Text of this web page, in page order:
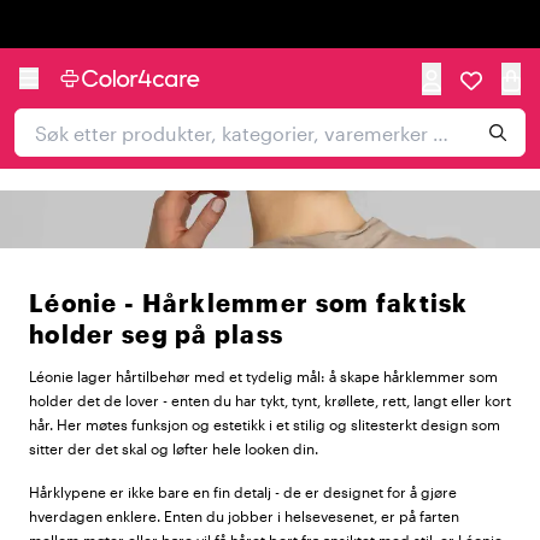
Léonie - Hårklemmer som faktisk
holder seg på plass
Léonie lager hårtilbehør med et tydelig mål: å skape hårklemmer som
holder det de lover - enten du har tykt, tynt, krøllete, rett, langt eller kort
hår. Her møtes funksjon og estetikk i et stilig og slitesterkt design som
sitter der det skal og løfter hele looken din.
Hårklypene er ikke bare en fin detalj - de er designet for å gjøre
hverdagen enklere. Enten du jobber i helsevesenet, er på farten